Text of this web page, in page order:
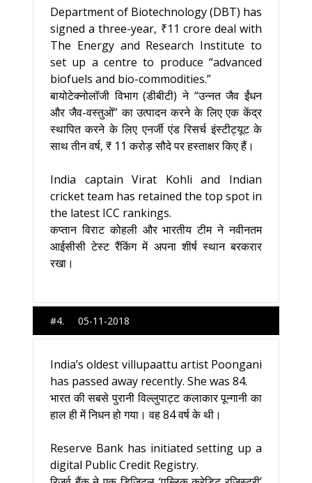
Department of Biotechnology (DBT) has
signed a three-year, ₹11 crore deal with
The Energy and Research Institute to
set up a centre to produce “advanced
biofuels and bio-commodities.”
बायोटेक्नोलॉजी विभाग (डीबीटी) ने “उन्नत जैव ईंधन
और जैव-वस्तुओं” का उत्पादन करने के लिए एक केंद्र
स्थापित करने के लिए एनर्जी एंड रिसर्च इंस्टीट्यूट के
साथ तीन वर्ष, ₹ 11 करोड़ सौदे पर हस्ताक्षर किए हैं।
India captain Virat Kohli and Indian
cricket team has retained the top spot in
the latest ICC rankings.
कप्तान विराट कोहली और भारतीय टीम ने नवीनतम
आईसीसी टेस्ट रैंकिंग में अपना शीर्ष स्थान बरकरार
रखा।
#4. 05-11-2018
India’s oldest villupaattu artist Poongani
has passed away recently. She was 84.
भारत की सबसे पुरानी विल्लुपाट्ट कलाकार पून्गानी का
हाल ही में निधन हो गया। वह 84 वर्ष के थी।
Reserve Bank has initiated setting up a
digital Public Credit Registry.